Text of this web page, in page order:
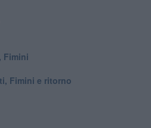
Fimini
Fimini e ritorno